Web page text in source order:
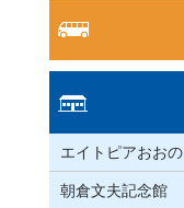
エイトピアおおの
朝倉文夫記念館